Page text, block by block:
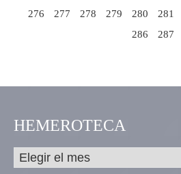
276
277 278 279 280 281
286
287
HEMEROTECA